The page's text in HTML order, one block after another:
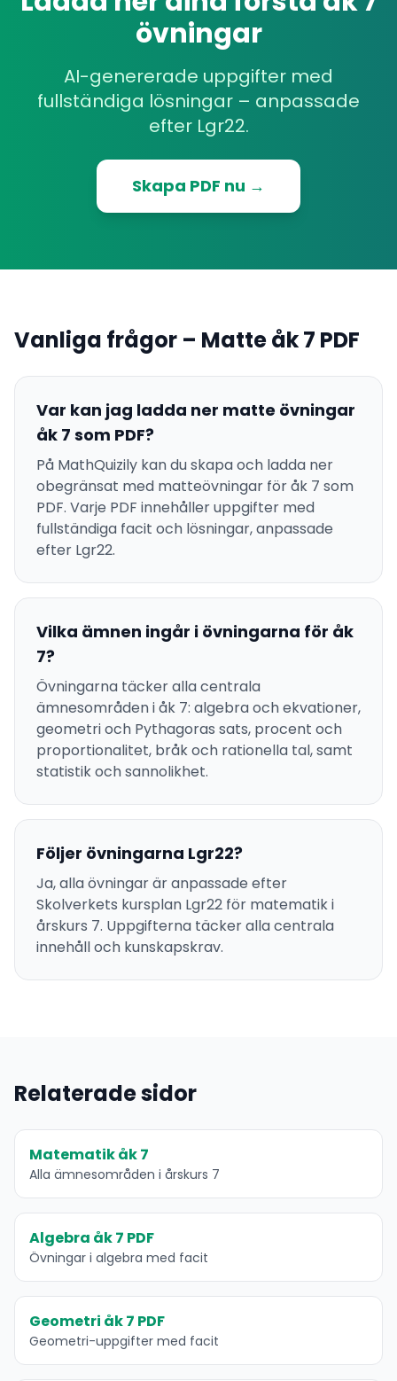
övningar
AI-genererade uppgifter med
fullständiga lösningar – anpassade
efter Lgr22.
Skapa PDF nu →
Vanliga frågor – Matte åk 7 PDF
Var kan jag ladda ner matte övningar
åk 7 som PDF?
På MathQuizily kan du skapa och ladda ner
obegränsat med matteövningar för åk 7 som
PDF. Varje PDF innehåller uppgifter med
fullständiga facit och lösningar, anpassade
efter Lgr22.
Vilka ämnen ingår i övningarna för åk
7?
Övningarna täcker alla centrala
ämnesområden i åk 7: algebra och ekvationer,
geometri och Pythagoras sats, procent och
proportionalitet, bråk och rationella tal, samt
statistik och sannolikhet.
Följer övningarna Lgr22?
Ja, alla övningar är anpassade efter
Skolverkets kursplan Lgr22 för matematik i
årskurs 7. Uppgifterna täcker alla centrala
innehåll och kunskapskrav.
Relaterade sidor
Matematik åk 7
Alla ämnesområden i årskurs 7
Algebra åk 7 PDF
Övningar i algebra med facit
Geometri åk 7 PDF
Geometri-uppgifter med facit